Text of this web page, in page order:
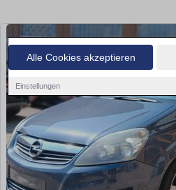
Alle Cookies akzeptieren
Einstellungen